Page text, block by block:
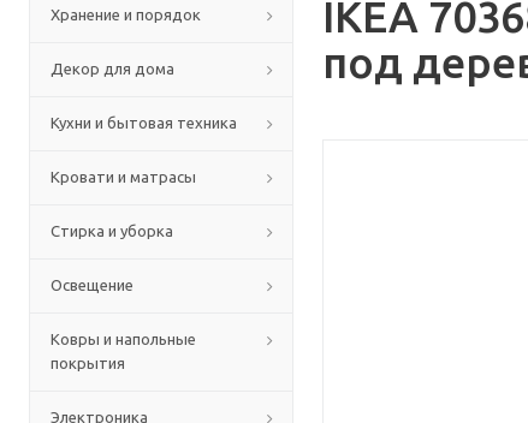
Хранение и порядок
Декор для дома
Кухни и бытовая техника
Кровати и матрасы
Стирка и уборка
Освещение
Ковры и напольные
покрытия
Электроника
IKEA
под